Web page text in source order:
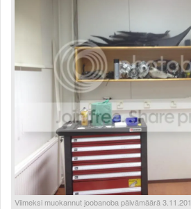
Viimeksi muokannut joobanoba päivämäärä